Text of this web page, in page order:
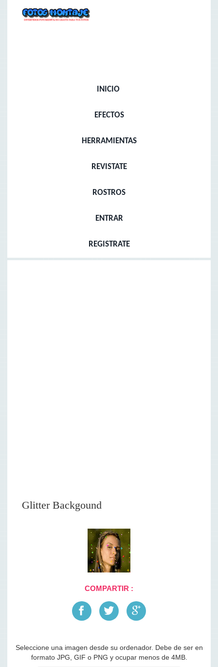
INICIO
EFECTOS
HERRAMIENTAS
REVISTATE
ROSTROS
ENTRAR
REGISTRATE
Glitter Backgound
COMPARTIR :
Seleccione una imagen desde su ordenador. Debe de ser en
formato JPG, GIF o PNG y ocupar menos de 4MB.